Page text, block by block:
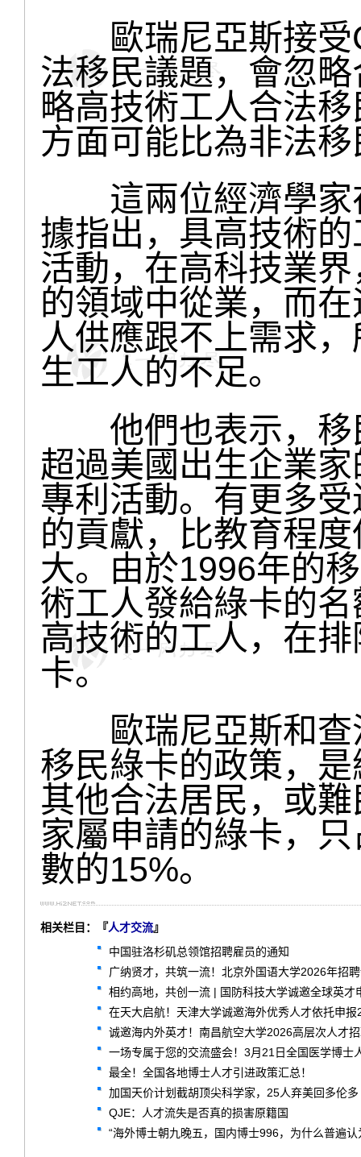
歐瑞尼亞斯接受
法移民議題，會忽
略高技術工人合法
方面可能比為非法
這兩位經濟學家
據指出，具高技術
活動，在高科技業
的領域中從業，而
人供應跟不上需求
生工人的不足。
他們也表示，移
超過美國出生企業
專利活動。有更多
的貢獻，比教育程
大。由於1996年的
術工人發給綠卡的
高技術的工人，在
卡。
歐瑞尼亞斯和查
移民綠卡的政策，
其他合法居民，或
家屬申請的綠卡，
數的15%。
相关栏目：『人才交流』
中国驻洛杉矶总领馆招聘雇员的通知
广纳贤才，共筑一流！北京外国语大学2026年招
相约高地，共创一流 | 国防科技大学诚邀全球英才
在天大启航！天津大学诚邀海外优秀人才依托申
诚邀海内外英才！南昌航空大学2026高层次人才
一场专属于您的交流盛会！3月21日全国医学博士
最全！全国各地博士人才引进政策汇总！
加国天价计划截胡顶尖科学家，25人弃美回多伦多
QJE：人才流失是否真的损害原籍国
“海外博士朝九晚五，国内博士996，为什么普遍